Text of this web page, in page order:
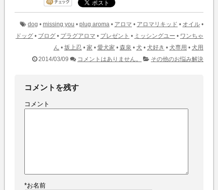
dog • missing you • plug aroma • アロマ • アロマリキッド • オイル •
ドッグ • ブログ • プラグアロマ • プレゼント • ミッシングユー • ワンちゃ
ん • 坂上忍 • 家 • 愛犬家 • 森泉 • 犬 • 犬好き • 犬専用 • 犬用
2014/03/09
コメントはありません。 その他のお悩み解決
コメントを残す
コメント
*お名前